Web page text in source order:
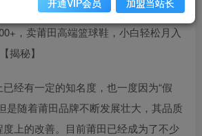
2107 119
，卖莆田高端篮球鞋，小白轻松月入
揭秘】
经有一定的知名度，也一度因为“假
是随着莆田品牌不断发展壮大，其品质
上的改善。目前莆田已经成为了不少